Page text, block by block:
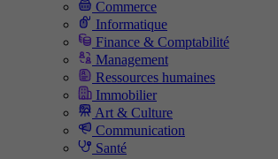
Commerce
Informatique
Finance & Comptabilité
Management
Ressources humaines
Immobilier
Art & Culture
Communication
Santé